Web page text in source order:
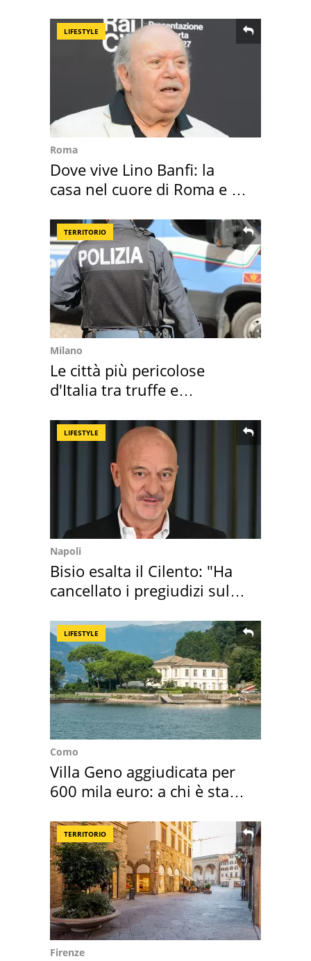
LIFESTYLE
Roma
Dove vive Lino Banfi: la
casa nel cuore di Roma e i
TERRITORIO
Milano
Le città più pericolose
d'Italia tra truffe e
LIFESTYLE
Napoli
Bisio esalta il Cilento: "Ha
cancellato i pregiudizi sul
LIFESTYLE
Como
Villa Geno aggiudicata per
600 mila euro: a chi è stata
TERRITORIO
Firenze